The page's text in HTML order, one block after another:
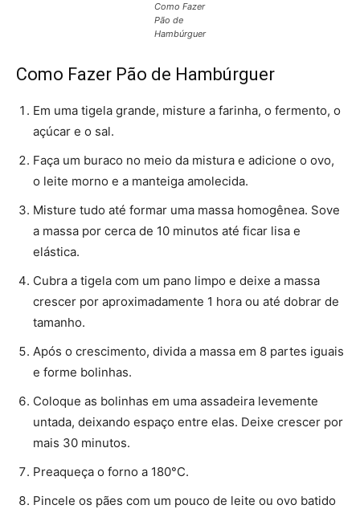
Como Fazer
Pão de
Hambúrguer
Como Fazer Pão de Hambúrguer
Em uma tigela grande, misture a farinha, o fermento, o
açúcar e o sal.
Faça um buraco no meio da mistura e adicione o ovo,
o leite morno e a manteiga amolecida.
Misture tudo até formar uma massa homogênea. Sove
a massa por cerca de 10 minutos até ficar lisa e
elástica.
Cubra a tigela com um pano limpo e deixe a massa
crescer por aproximadamente 1 hora ou até dobrar de
tamanho.
Após o crescimento, divida a massa em 8 partes iguais
e forme bolinhas.
Coloque as bolinhas em uma assadeira levemente
untada, deixando espaço entre elas. Deixe crescer por
mais 30 minutos.
Preaqueça o forno a 180°C.
Pincele os pães com um pouco de leite ou ovo batido